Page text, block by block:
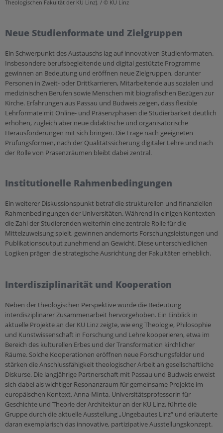
Theologischen Fakultät der KU Linz). / © KU Linz
Neue Studienformate und Zielgruppen
Ein Schwerpunkt des Austauschs lag auf innovativen Studienformaten.
Insbesondere berufsbegleitende und digital gestützte Programme
gewinnen an Bedeutung und eröffnen neue Zielgruppen, darunter
Personen in Zweit- oder Drittkarrieren, Mitarbeitende aus sozialen und
medizinischen Berufen sowie Menschen mit biografischen Bezügen zur
Kirche. Erfahrungen aus Passau und Budweis zeigen, dass flexible
Lehrformate mit Online- und Präsenzphasen die Studierbarkeit deutlich
erhöhen, zugleich aber neue didaktische und organisatorische
Herausforderungen mit sich bringen. Die Frage nach geeigneten
Prüfungsformen, nach der Qualitätssicherung digitaler Lehre und nach
der Rolle von Präsenzräumen bleibt dabei zentral.
Institutionelle Rahmenbedingungen
Ein weiterer Diskussionspunkt betraf die strukturellen und finanziellen
Rahmenbedingungen der Universitäten. Während in einigen Kontexten
die Zahl der Studierenden weiterhin eine zentrale Rolle für die
Mittelzuweisung spielt, gewinnen andernorts Forschungsleistungen und
Publikationsoutput zunehmend an Gewicht. Diese unterschiedlichen
Logiken prägen die strategische Ausrichtung der Fakultäten erheblich.
Interdisziplinarität und Kooperation
Neben der theologischen Perspektive wurde die Bedeutung
interdisziplinärer Zusammenarbeit hervorgehoben. Ein Einblick in
aktuelle Projekte an der KU Linz zeigte, wie eng Theologie, Philosophie
und Kunstwissenschaft in Forschung und Lehre kooperieren, etwa im
Bereich des kulturellen Erbes und der Transformation kirchlicher
Räume. Solche Kooperationen eröffnen neue Forschungsfelder und
stärken die Anschlussfähigkeit theologischer Arbeit an gesellschaftliche
Diskurse. Die langjährige Partnerschaft mit Passau und Budweis erweist
sich dabei als wichtiger Resonanzraum für gemeinsame Projekte im
europäischen Kontext. Anna-Minta, Universitätsprofessorin für
Geschichte und Theorie der Architektur an der KU Linz, führte die
Gruppe durch die aktuelle Ausstellung „Ungebautes Linz“ und erläuterte
daran exemplarisch das innovative, partizipative Ausstellungskonzept.